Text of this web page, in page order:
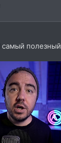
полезный